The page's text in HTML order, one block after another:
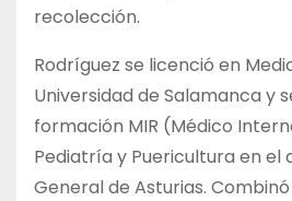
recolección.
Rodríguez se licenció en
Universidad de Salamanca y
formación MIR (Médico
Pediatría y Puericultura en el
General de Asturias.